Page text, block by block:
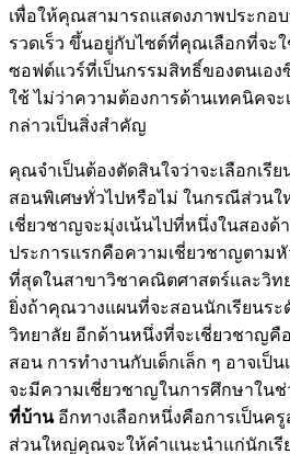
เพื่อให้คุณสามารถแสดงภาพประกอบ
รวดเร็ว ขึ้นอยู่กับไซต์ที่คุณเลือกที่จะ
ซอฟต์แวร์ที่เป็นกรรมสิทธิ์ของตนเอง
ใช้ ไม่ว่าความต้องการด้านเทคนิคจะ
กล่าวเป็นสิ่งสำคัญ
คุณจำเป็นต้องตัดสินใจว่าจะเลือกเรี
สอนพิเศษทั่วไปหรือไม่ ในกรณีส่วน
เชี่ยวชาญจะมุ่งเน้นไปที่หนึ่งในสองด้
ประการแรกคือความเชี่ยวชาญตามหั
ที่สุดในสาขาวิชาคณิตศาสตร์และวิท
ยิ่งถ้าคุณวางแผนที่จะสอนนักเรียนร
วิทยาลัย อีกด้านหนึ่งที่จะเชี่ยวชาญ
สอน การทำงานกับเด็กเล็ก ๆ อาจเป็
จะมีความเชี่ยวชาญในการศึกษาในช่
ที่บ้านอีกทางเลือกหนึ่งคือการเป็นค
ส่วนใหญ่คุณจะให้คำแนะนำแก่นักเรี